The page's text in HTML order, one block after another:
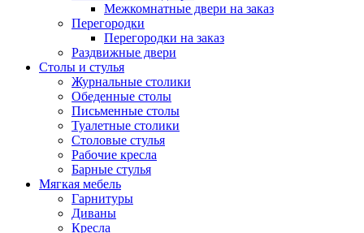
Межкомнатные двери на заказ
Перегородки
Перегородки на заказ
Раздвижные двери
Столы и стулья
Журнальные столики
Обеденные столы
Письменные столы
Туалетные столики
Столовые стулья
Рабочие кресла
Барные стулья
Мягкая мебель
Гарнитуры
Диваны
Кресла